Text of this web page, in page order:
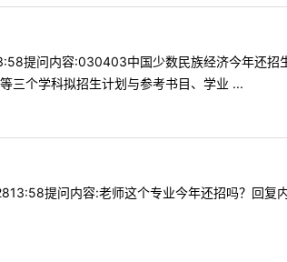
提问内容:030403中国少数民族经济今年还招
三个学科拟招生计划与参考书目、学业 ...
提问内容:老师这个专业今年还招吗？回复